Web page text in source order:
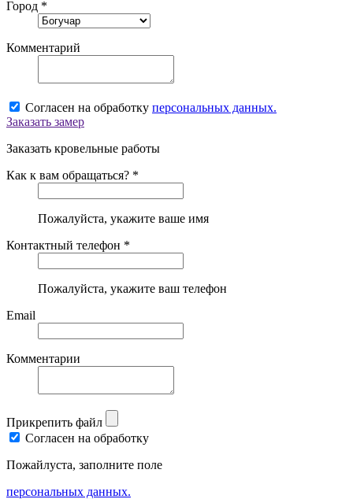
Город *
Комментарий
Согласен на обработку персональных данных.
Заказать замер
Заказать кровельные работы
Как к вам обращаться? *
Пожалуйста, укажите ваше имя
Контактный телефон *
Пожалуйста, укажите ваш телефон
Email
Комментарии
Прикрепить файл
Согласен на обработку
Пожайлуста, заполните поле
персональных данных.